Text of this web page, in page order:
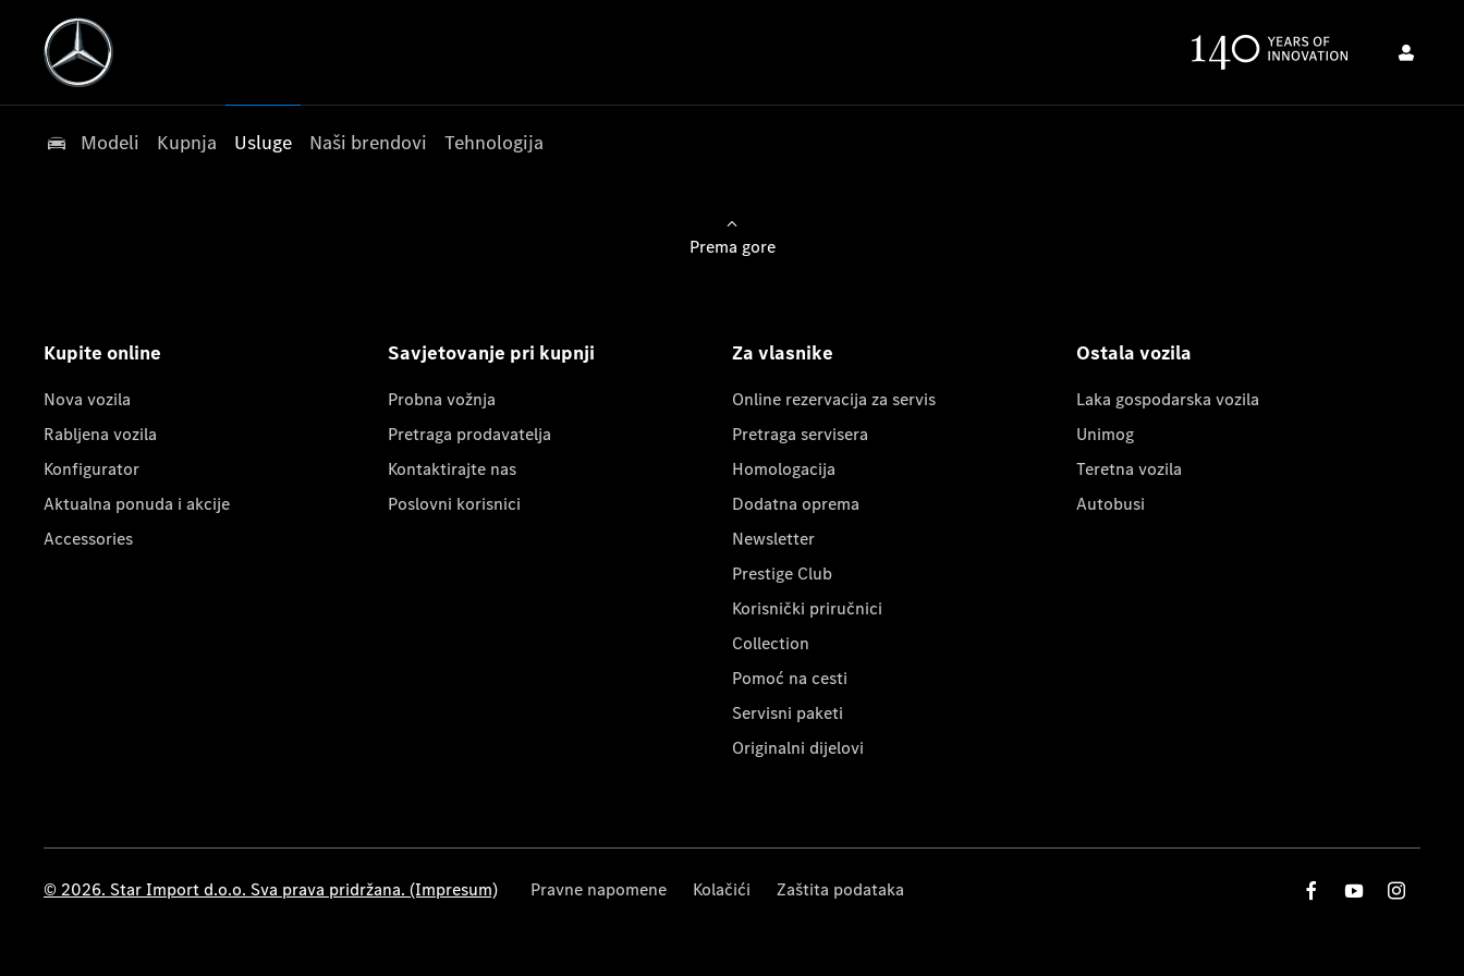
Modeli Kupnja Usluge Naši brendovi Tehnologija
Prema gore
Kupite online
Nova vozila
Rabljena vozila
Konfigurator
Aktualna ponuda i akcije
Accessories
Savjetovanje pri kupnji
Probna vožnja
Pretraga prodavatelja
Kontaktirajte nas
Poslovni korisnici
Za vlasnike
Online rezervacija za servis
Pretraga servisera
Homologacija
Dodatna oprema
Newsletter
Prestige Club
Korisnički priručnici
Collection
Pomoć na cesti
Servisni paketi
Originalni dijelovi
Ostala vozila
Laka gospodarska vozila
Unimog
Teretna vozila
Autobusi
© 2026. Star Import d.o.o. Sva prava pridržana. (Impresum) Pravne napomene Kolačići Zaštita podataka